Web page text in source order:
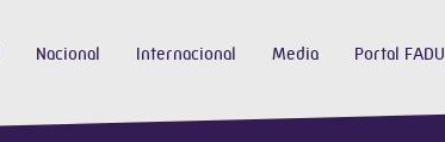
Nacional Internacional Media Portal FADU